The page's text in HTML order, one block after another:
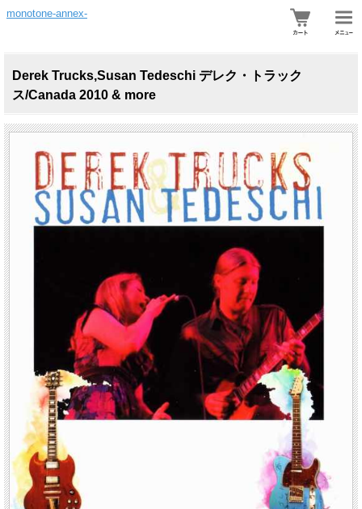
monotone-annex-
Derek Trucks,Susan Tedeschi デレク・トラック
ス/Canada 2010 & more